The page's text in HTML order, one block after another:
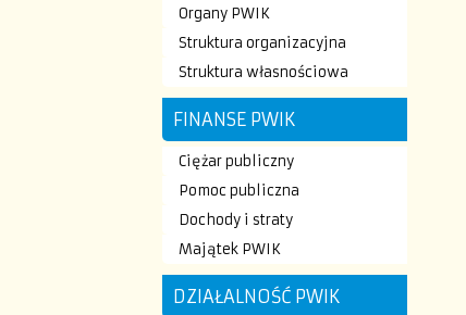
Organy PWIK
Struktura organizacyjna
Struktura własnościowa
FINANSE PWIK
Ciężar publiczny
Pomoc publiczna
Dochody i straty
Majątek PWIK
DZIAŁALNOŚĆ PWIK